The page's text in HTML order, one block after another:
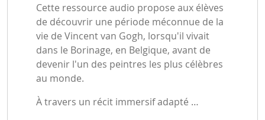
Cette ressource audio propose aux élèves
de découvrir une période méconnue de la
vie de Vincent van Gogh, lorsqu'il vivait
dans le Borinage, en Belgique, avant de
devenir l'un des peintres les plus célèbres
au monde.
À travers un récit immersif adapté …